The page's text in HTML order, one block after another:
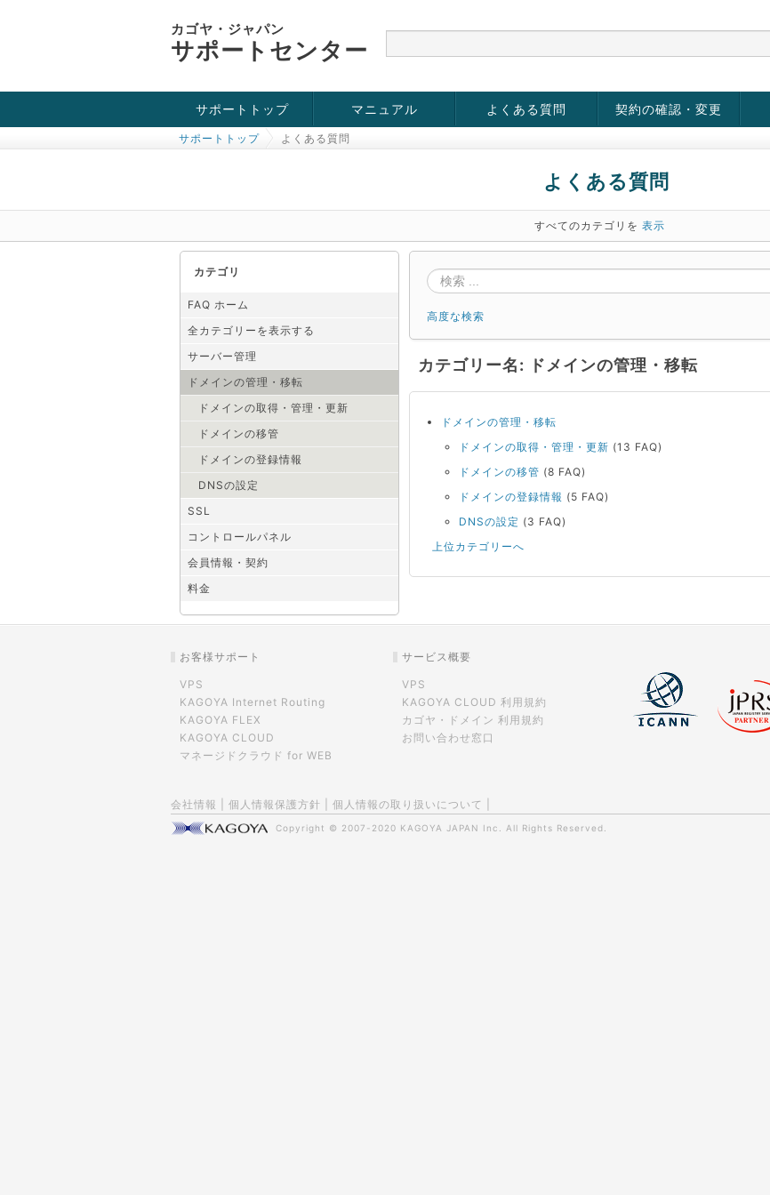
カゴヤ・ジャパン
サポートセンター
サポートトップ
お役立ち情報
チュートリアル
障害・メンテナンス情報
マニュアル よくある質問 契約の確認・変更
サポートトップ よくある質問
よくある質問
すべてのカテゴリを 表示
カテゴリ
FAQ ホーム
全カテゴリーを表示する
サーバー管理
ドメインの管理・移転
ドメインの取得・管理・更新
ドメインの移管
ドメインの登録情報
DNSの設定
SSL
コントロールパネル
会員情報・契約
料金
高度な検索
カテゴリー名: ドメインの管理・移転
ドメインの管理・移転
ドメインの取得・管理・更新 (13 FAQ)
ドメインの移管 (8 FAQ)
ドメインの登録情報 (5 FAQ)
DNSの設定 (3 FAQ)
上位カテゴリーへ
お客様サポート
VPS
KAGOYA Internet Routing
KAGOYA FLEX
KAGOYA CLOUD
マネージドクラウド for WEB
サービス概要
VPS
KAGOYA CLOUD 利用規約
カゴヤ・ドメイン 利用規約
お問い合わせ窓口
会社情報 個人情報保護方針 個人情報の取り扱いについて
Copyright © 2007-2020 KAGOYA JAPAN Inc. All Rights Reserved.